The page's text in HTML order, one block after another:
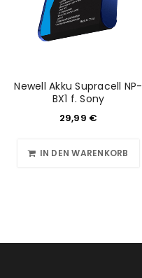
Newell Akku Supracell NP-
BX1 f. Sony
29,99 €
IN DEN WARENKORB